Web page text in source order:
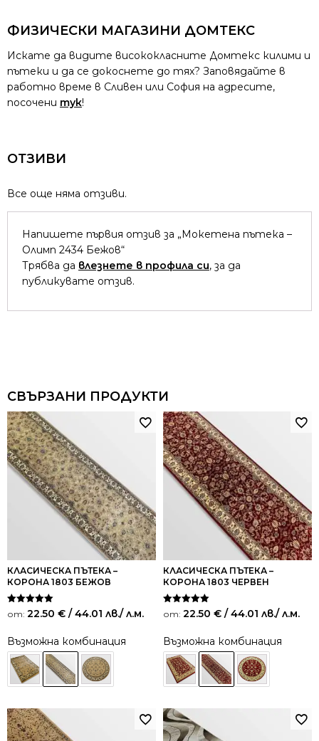
ФИЗИЧЕСКИ МАГАЗИНИ ДОМТЕКС
Искате да видите висококласните Домтекс килими и
пътеки и да се докоснете до тях? Заповядайте в
работно време в Сливен или София на адресите,
посочени тук!
ОТЗИВИ
Все още няма отзиви.
Напишете първия отзив за „Мокетена пътека –
Олимп 2434 Бежов“
Трябва да влезнете в профила си, за да
публикувате отзив.
СВЪРЗАНИ ПРОДУКТИ
КЛАСИЧЕСКА ПЪТЕКА –
КОРОНА 1803 БЕЖОВ
Оценено на
5.00
от: 22.50 € / 44.01 лв./ л.м.
Възможна комбинация
КЛАСИЧЕСКА ПЪТЕКА –
КОРОНА 1803 ЧЕРВЕН
Оценено на
5.00
от: 22.50 € / 44.01 лв./ л.м.
Възможна комбинация